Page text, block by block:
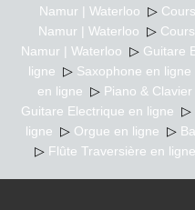
Namur | Waterloo ▷
Namur | Waterloo ▷
Namur | Waterloo ▷ Guitare
ligne ▷ Saxophone en ligne
en ligne ▷ Piano &
Guitare Electrique en ligne ▷
ligne ▷ Orgue en ligne ▷
▷ Flûte Traversière en ligne